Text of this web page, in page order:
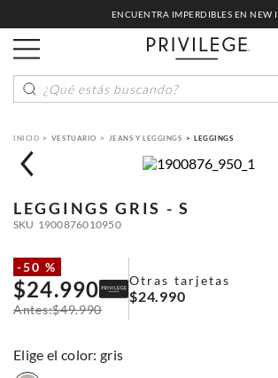
ENCUENTRA IMPERDIBLES EN NEW
¿Qué estás buscando?
VESTUARIO JEANS Y LEGGINGS LEGGINGS
LEGGINGS GRIS - S
SKU 1900876010950
-50 %
$24.990
$49.990
Otras tarjetas
$24.990
: gris